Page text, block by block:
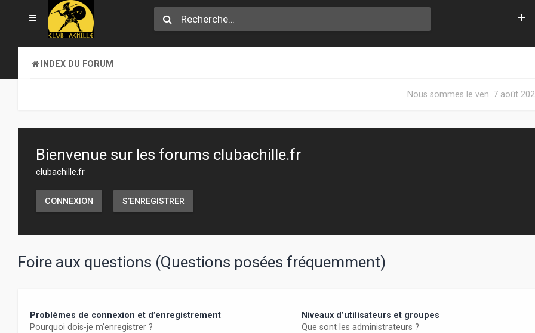
INDEX DU FORUM
Nous sommes le ven. 7 août
Bienvenue sur les forums clubachille.fr
clubachille.fr
CONNEXION S’ENREGISTRER
Foire aux questions (Questions posées fréquemment)
Problèmes de connexion et d’enregistrement
Pourquoi dois-je m’enregistrer ?
Niveaux d’utilisateurs et groupes
Que sont les administrateurs ?